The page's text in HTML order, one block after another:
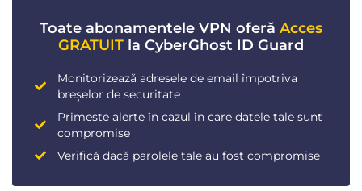
Toate abonamentele VPN oferă Acces
GRATUIT la CyberGhost ID Guard
Monitorizează adresele de email împotriva
breșelor de securitate
Primește alerte în cazul în care datele tale sunt
compromise
Verifică dacă parolele tale au fost compromise